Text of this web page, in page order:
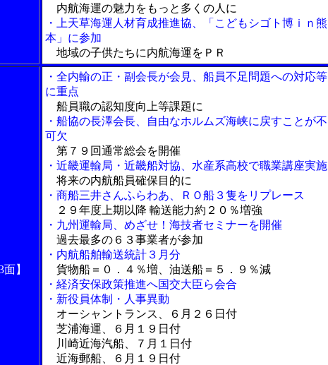
内航海運の魅力をもっと多くの人に
・上天草海運人材育成推進協、「こどもシゴト博ｉｎ熊
本」に参加
地域の子供たちに内航海運をＰＲ
】
・全内輸の正・副会長が会見、船員不足問題への対応等
に重点
船員職の認知度向上等課題に
・船協の長澤会長、自由なホルムズ海峡に戻すことが不
可欠
第７９回通常総会を開催
・近畿運輸局・近畿船対協、水産系高校で職業講座実施
将来の内航船員確保目的に
・商船三井さんふらわあ、ＲＯ船３隻をリプレース
２９年度上期以降 輸送能力約２０％増強
・九州運輸局、めざせ！海技者セミナーを開催
過去最多の６３事業者が参加
・内航船舶輸送統計３月分
貨物船＝０．４％増、油送船＝５．９％減
・経済安保政策推進へ国交大臣ら会合
・新役員体制・人事異動
オーシャントランス、６月２６日付
芝浦海運、６月１９日付
川崎近海汽船、７月１日付
近海郵船、６月１９日付